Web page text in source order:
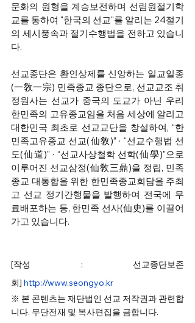
문화의 원형을 계승보전하며 선림원절기학
교를 통하여 "한국의 선교"를 알리는 24절기
의 세시풍속과 절기수행법을 전하고 있습니
다.
선교종단은 환인상제를 신앙하는 일교일종
(一敎一宗) 민족종교 종단으로, 선교교조 취
정원사는 선교가 중국의 도교가 아닌 우리
한민족의 고유종교임을 처음 세상에 알리고
대한민국 최초로 선교교단을 창설하여, “한
민족고유종교 선교(仙敎)” · “선교수행법 선
도(仙道)” · “선교사상철학 선학(仙學)”으로
이루어진 선교삼정(仙敎三鼎)을 정립, 민족
종교 대통합을 위한 한민족종교회담을 주최
고 선교 정기간행물을 발행하여 전국에 무
료배포하는 등, 한민족 선사(仙史)를 이끌어
가고 있습니다.
[작성 : 선교종단보존
회] http://www.seongyo.kr
※ 본 콘텐츠는 재단법인 선교 저작권과 관련합
니다. 무단전재 및 복사편집을 금합니다.